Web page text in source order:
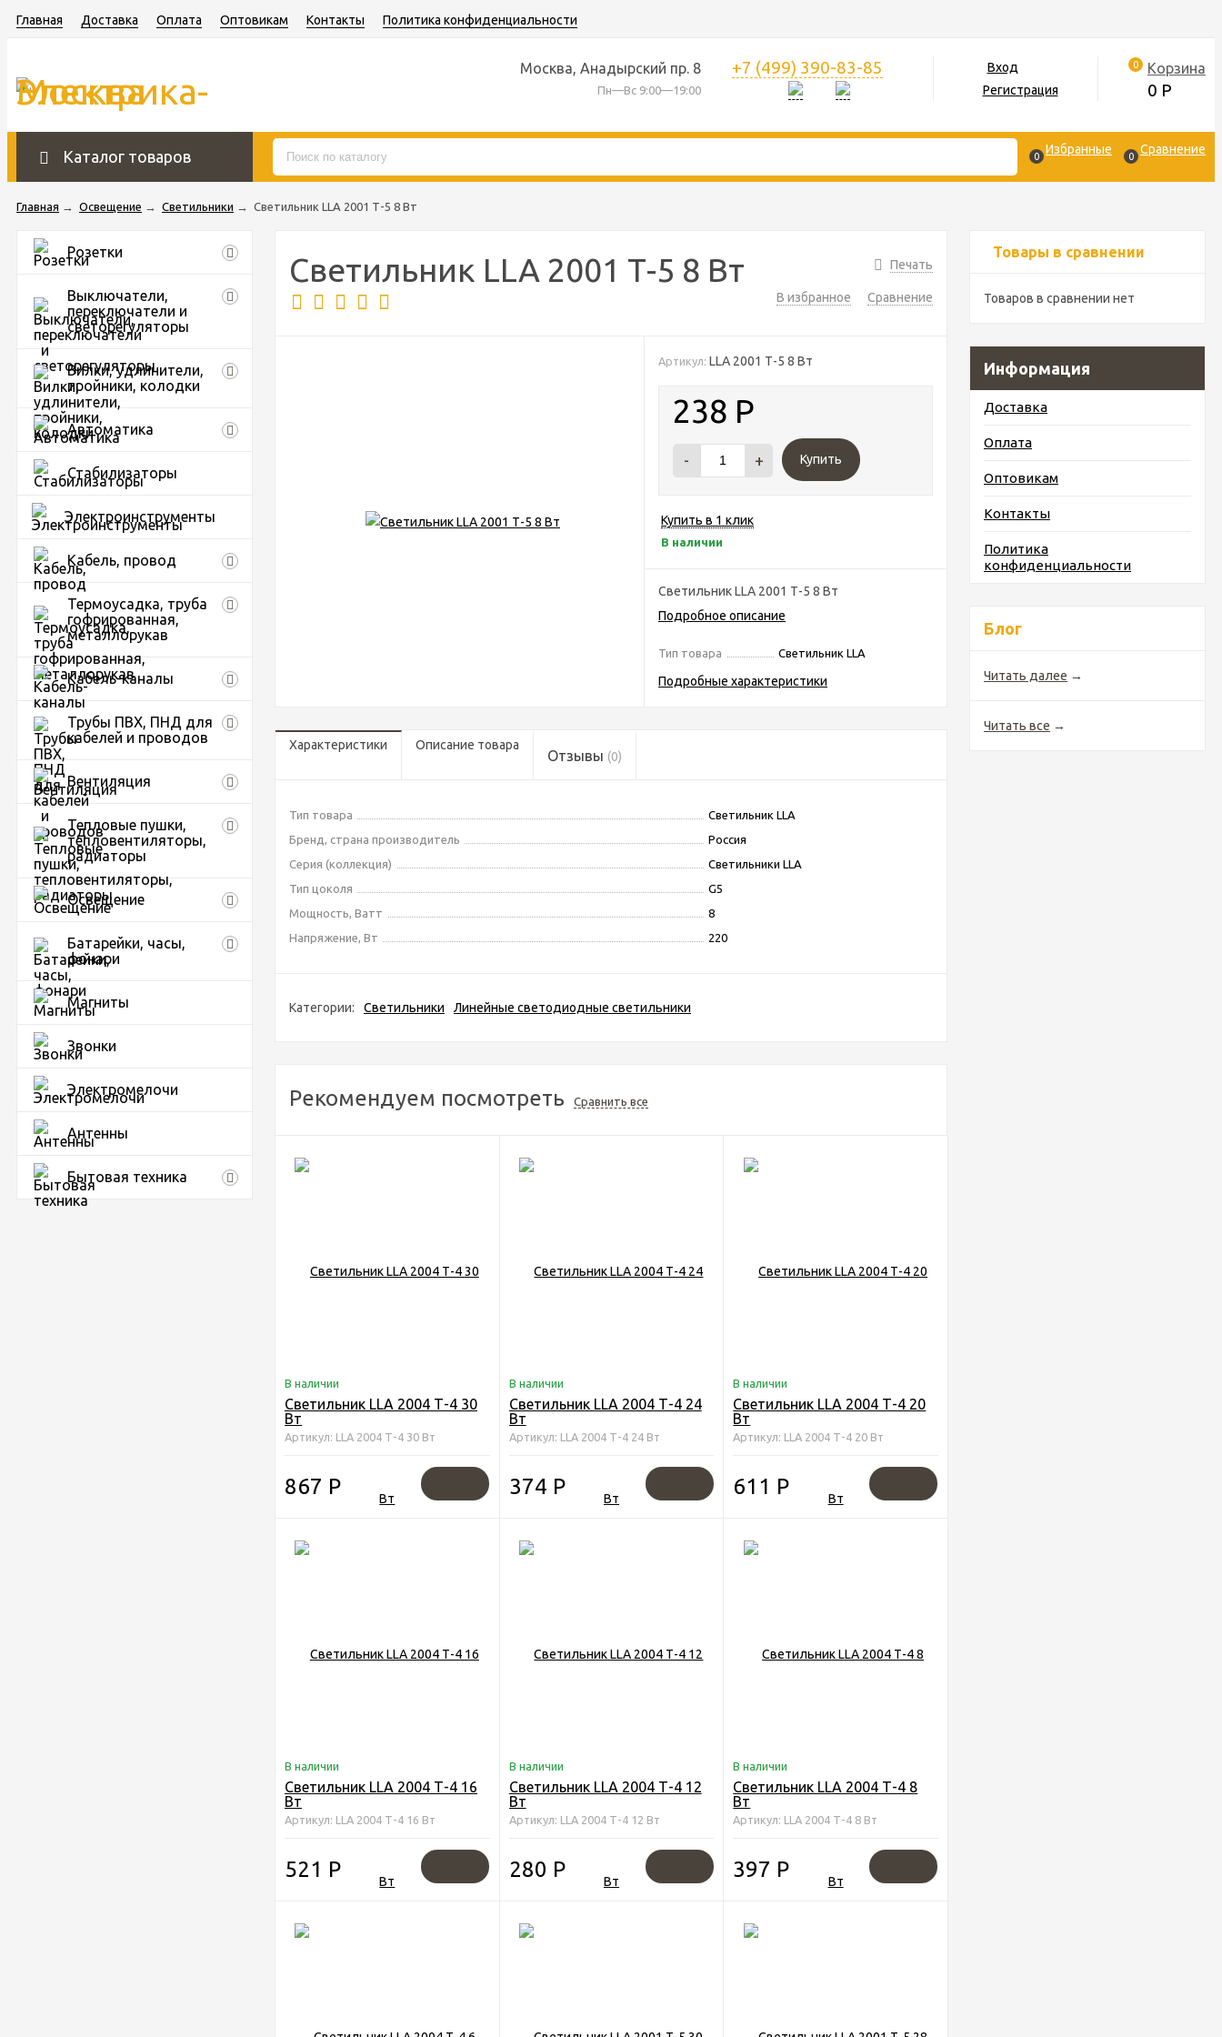
Главная Доставка Оплата Оптовикам Контакты Политика конфиденциальности
Москва, Анадырский пр. 8
Пн—Вс 9:00—19:00
+7 (499) 390-83-85
Вход
Регистрация
0 Корзина
0 Р
Каталог товаров 0 Избранные 0 Сравнение
Главная → Освещение → Светильники → Светильник LLA 2001 Т-5 8 Вт
Товары в сравнении
Товаров в сравнении нет
Информация
Доставка
Оплата
Оптовикам
Контакты
Политика
конфиденциальности
Блог
Читать далее →
Читать все →
Розетки
Выключатели,
переключатели и
светорегуляторы
Вилки, удлинители,
тройники, колодки
Автоматика
Стабилизаторы
Электроинструменты
Кабель, провод
Термоусадка, труба
гофрированная,
металлорукав
Кабель-каналы
Трубы ПВХ, ПНД для
кабелей и проводов
Вентиляция
Тепловые пушки,
тепловентиляторы,
радиаторы
Освещение
Батарейки, часы,
фонари
Магниты
Звонки
Электромелочи
Антенны
Бытовая техника
Печать
Светильник LLA 2001 Т-5 8 Вт
В избранное Сравнение
Артикул: LLA 2001 Т-5 8 Вт
238 Р
- + Купить
Купить в 1 клик
В наличии
Светильник LLA 2001 Т-5 8 Вт
Подробное описание
Тип товара Светильник LLA
Подробные характеристики
Характеристики Описание товара
Отзывы (0)
Тип товара
Светильник LLA
Бренд, страна производитель
Россия
Серия (коллекция)
Светильники LLA
Тип цоколя
G5
Мощность, Ватт
8
Напряжение, Вт
220
Категории: Светильники Линейные светодиодные светильники
Рекомендуем посмотреть Сравнить все
В наличии
Светильник LLA 2004 Т-4 30
Вт
Артикул: LLA 2004 Т-4 30 Вт
867 Р
В наличии
Светильник LLA 2004 Т-4 24
Вт
Артикул: LLA 2004 Т-4 24 Вт
374 Р
В наличии
Светильник LLA 2004 Т-4 20
Вт
Артикул: LLA 2004 Т-4 20 Вт
611 Р
В наличии
Светильник LLA 2004 Т-4 16
Вт
Артикул: LLA 2004 Т-4 16 Вт
521 Р
В наличии
Светильник LLA 2004 Т-4 12
Вт
Артикул: LLA 2004 Т-4 12 Вт
280 Р
В наличии
Светильник LLA 2004 Т-4 8
Вт
Артикул: LLA 2004 Т-4 8 Вт
397 Р